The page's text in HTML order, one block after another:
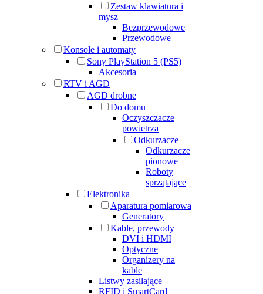
Zestaw klawiatura i
mysz
Bezprzewodowe
Przewodowe
Konsole i automaty
Sony PlayStation 5 (PS5)
Akcesoria
RTV i AGD
AGD drobne
Do domu
Oczyszczacze
powietrza
Odkurzacze
Odkurzacze
pionowe
Roboty
sprzątające
Elektronika
Aparatura pomiarowa
Generatory
Kable, przewody
DVI i HDMI
Optyczne
Organizery na
kable
Listwy zasilające
RFID i SmartCard